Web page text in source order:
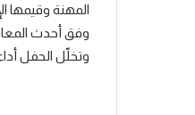
المهنة وقيمها
وفق أحدث
وتخلّل الحفل